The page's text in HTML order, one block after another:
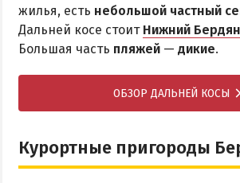
жилья, есть небольшой частный
Дальней косе стоит Нижний
Большая часть пляжей — дикие.
ОБЗОР ДАЛЬНЕЙ КОСЫ
Курортные пригороды